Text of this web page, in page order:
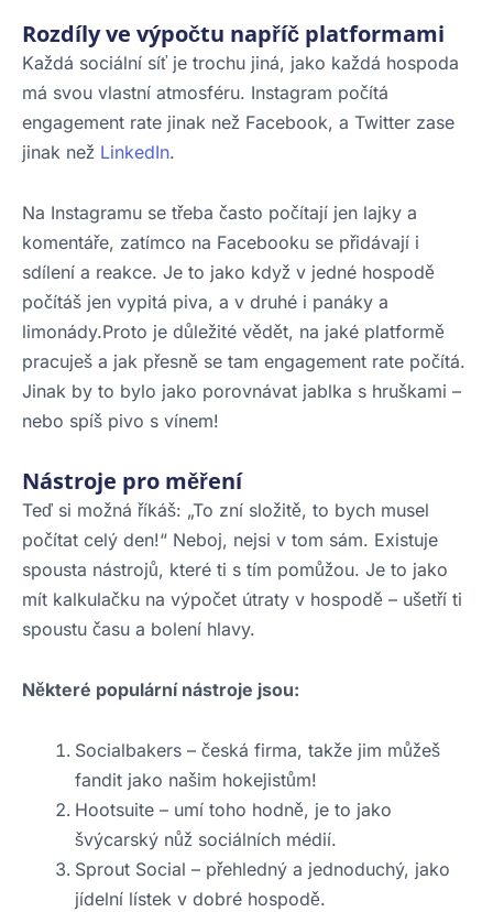
Rozdíly ve výpočtu napříč platformami
Každá sociální síť je trochu jiná, jako každá hospoda
má svou vlastní atmosféru. Instagram počítá
engagement rate jinak než Facebook, a Twitter zase
jinak než LinkedIn.
Na Instagramu se třeba často počítají jen lajky a
komentáře, zatímco na Facebooku se přidávají i
sdílení a reakce. Je to jako když v jedné hospodě
počítáš jen vypitá piva, a v druhé i panáky a
limonády.Proto je důležité vědět, na jaké platformě
pracuješ a jak přesně se tam engagement rate počítá.
Jinak by to bylo jako porovnávat jablka s hruškami –
nebo spíš pivo s vínem!
Nástroje pro měření
Teď si možná říkáš: „To zní složitě, to bych musel
počítat celý den!“ Neboj, nejsi v tom sám. Existuje
spousta nástrojů, které ti s tím pomůžou. Je to jako
mít kalkulačku na výpočet útraty v hospodě – ušetří ti
spoustu času a bolení hlavy.
Některé populární nástroje jsou:
Socialbakers – česká firma, takže jim můžeš
fandit jako našim hokejistům!
Hootsuite – umí toho hodně, je to jako
švýcarský nůž sociálních médií.
Sprout Social – přehledný a jednoduchý, jako
jídelní lístek v dobré hospodě.